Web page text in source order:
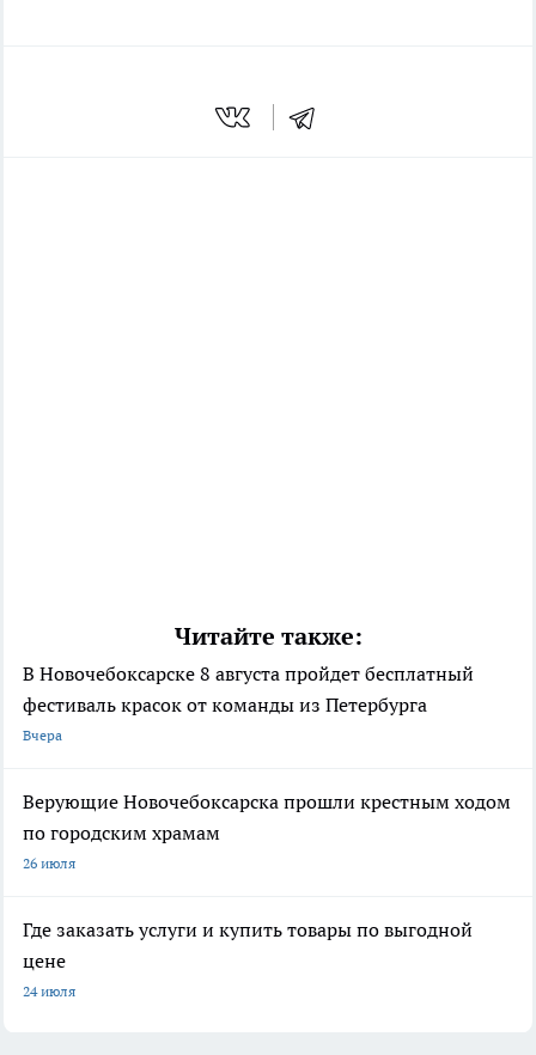
Читайте также:
В Новочебоксарске 8 августа пройдет бесплатный
фестиваль красок от команды из Петербурга
Вчера
Верующие Новочебоксарска прошли крестным ходом
по городским храмам
26 июля
Где заказать услуги и купить товары по выгодной
цене
24 июля